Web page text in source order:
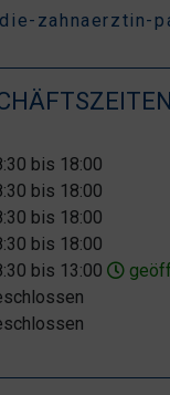
zahnaerztin-
bis 18:00
bis 18:00
bis 18:00
bis 18:00
bis 13:00